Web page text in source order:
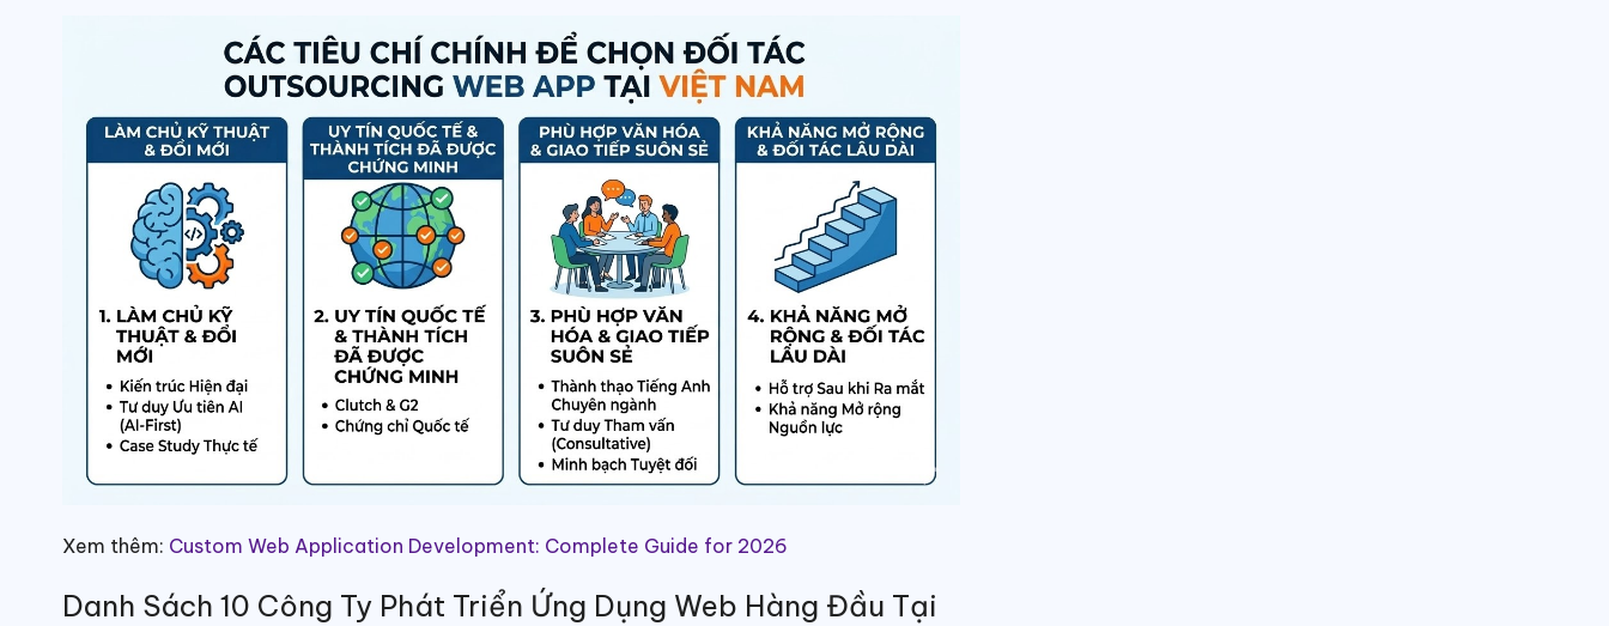
Xem thêm: Custom Web Application Development: Complete Guide for 2026
Danh Sách 10 Công Ty Phát Triển Ứng Dụng Web Hàng Đầu Tại